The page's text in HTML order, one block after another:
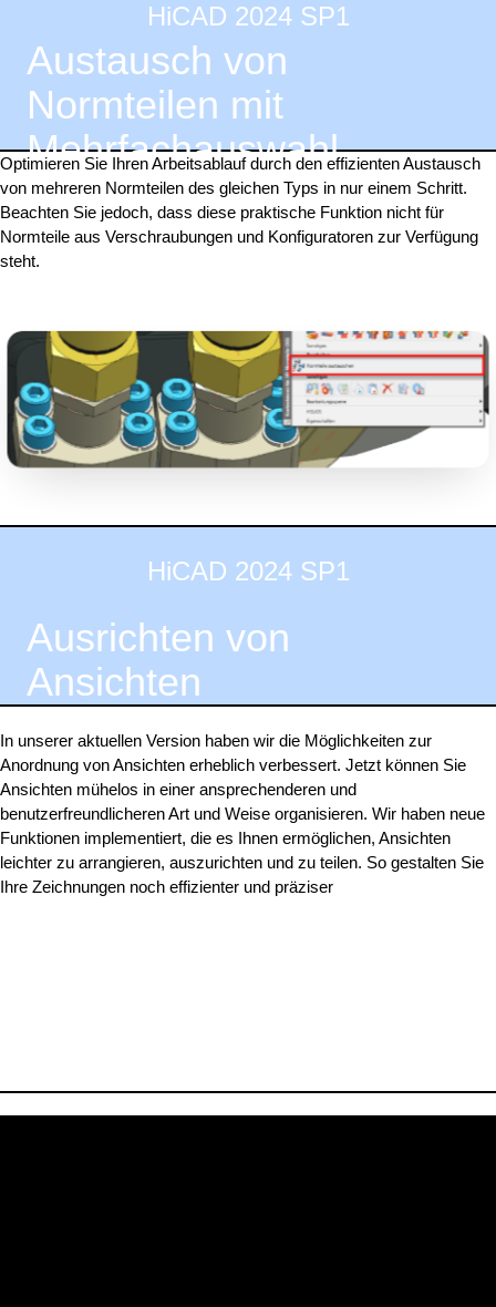
HiCAD 2024 SP1
Austausch von
Normteilen mit
Mehrfachauswahl
Optimieren Sie Ihren Arbeitsablauf durch den effizienten Austausch
von mehreren Normteilen des gleichen Typs in nur einem Schritt.
Beachten Sie jedoch, dass diese praktische Funktion nicht für
Normteile aus Verschraubungen und Konfiguratoren zur Verfügung
steht.
HiCAD 2024 SP1
Ausrichten von
Ansichten
In unserer aktuellen Version haben wir die Möglichkeiten zur
Anordnung von Ansichten erheblich verbessert. Jetzt können Sie
Ansichten mühelos in einer ansprechenderen und
benutzerfreundlicheren Art und Weise organisieren. Wir haben neue
Funktionen implementiert, die es Ihnen ermöglichen, Ansichten
leichter zu arrangieren, auszurichten und zu teilen. So gestalten Sie
Ihre Zeichnungen noch effizienter und präziser